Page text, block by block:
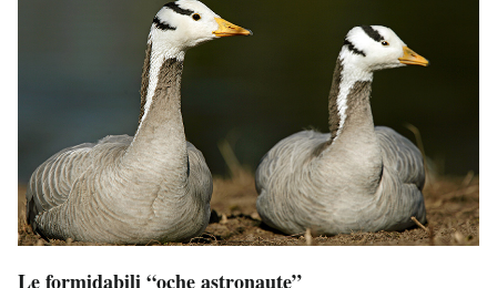
Le formidabili “oche astronaute”